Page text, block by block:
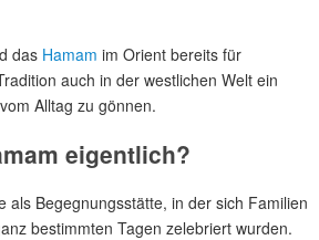
das Hamam im Orient bereits für
auch in der westlichen Welt ein
Alltag zu gönnen.
eigentlich?
Begegnungsstätte, in der sich Familien
bestimmten Tagen zelebriert wurden.